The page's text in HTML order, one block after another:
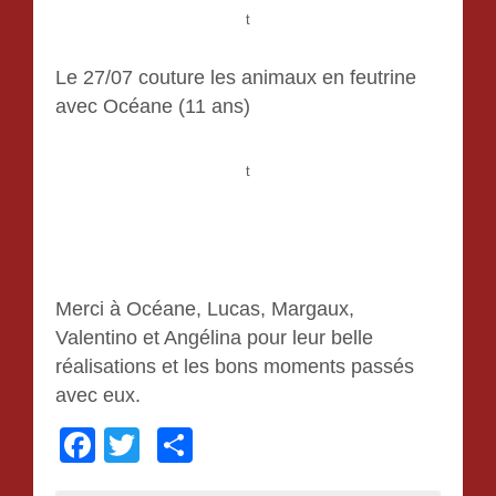
t
Le 27/07 couture les animaux en feutrine
avec Océane (11 ans)
t
Merci à Océane, Lucas, Margaux,
Valentino et Angélina pour leur belle
réalisations et les bons moments passés
avec eux.
F